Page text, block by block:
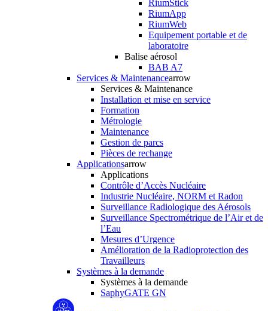
RiumStick
RiumApp
RiumWeb
Equipement portable et de
laboratoire
Balise aérosol
BAB A7
Services & Maintenancearrow
Services & Maintenance
Installation et mise en service
Formation
Métrologie
Maintenance
Gestion de parcs
Pièces de rechange
Applicationsarrow
Applications
Contrôle d’Accès Nucléaire
Industrie Nucléaire, NORM et Radon
Surveillance Radiologique des Aérosols
Surveillance Spectrométrique de l’Air et de
l’Eau
Mesures d’Urgence
Amélioration de la Radioprotection des
Travailleurs
Systèmes à la demande
Systèmes à la demande
SaphyGATE GN